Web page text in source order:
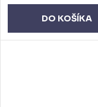
DO KOŠÍKA